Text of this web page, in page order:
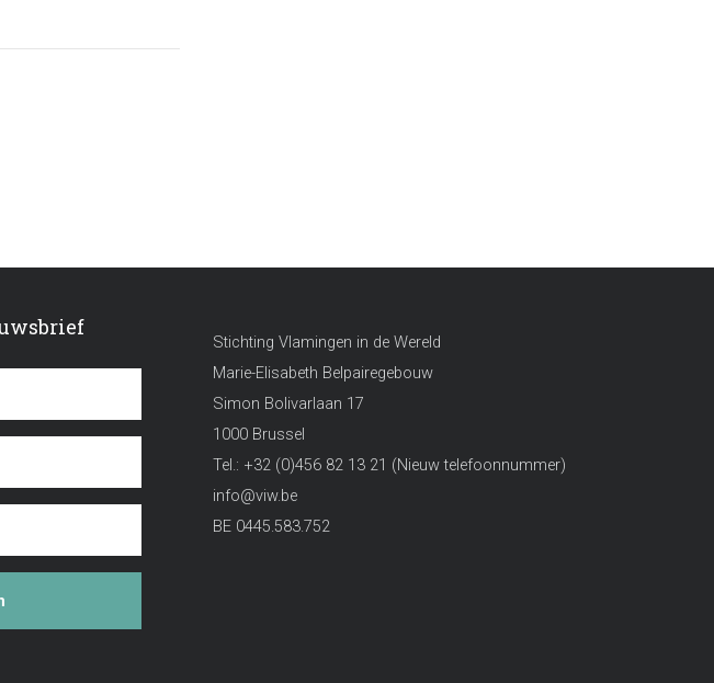
Stichting Vlamingen in de Wereld
Marie-Elisabeth Belpairegebouw
Simon Bolivarlaan 17
1000 Brussel
Tel.: +32 (0)456 82 13 21 (Nieuw telefoonnummer)
info@viw.be
BE 0445.583.752